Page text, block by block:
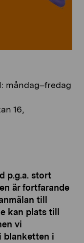
måndag–fredag
16,
p.g.a. stort
är fortfarande
till
kan plats till
vi
blanketten i